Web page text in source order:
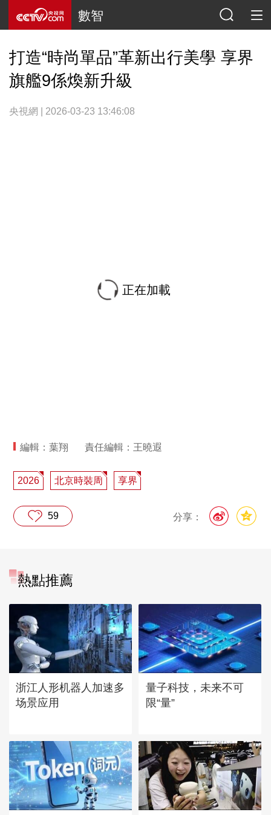
數智
打造“時尚單品”革新出行美學 享界
旗艦9係煥新升級
央視網 | 2026-03-23 13:46:08
正在加載
編輯：葉翔 責任編輯：王曉遐
2026 北京時裝周 享界
分享：
59
熱點推薦
浙江人形机器人加速多
场景应用
量子科技，未来不可
限“量”